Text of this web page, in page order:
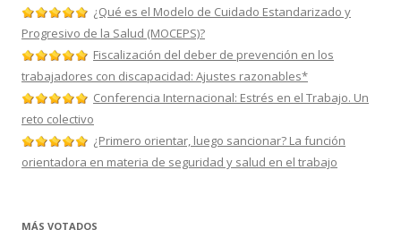
¿Qué es el Modelo de Cuidado Estandarizado y
Progresivo de la Salud (MOCEPS)?
Fiscalización del deber de prevención en los
trabajadores con discapacidad: Ajustes razonables*
Conferencia Internacional: Estrés en el Trabajo. Un
reto colectivo
¿Primero orientar, luego sancionar? La función
orientadora en materia de seguridad y salud en el trabajo
MÁS VOTADOS